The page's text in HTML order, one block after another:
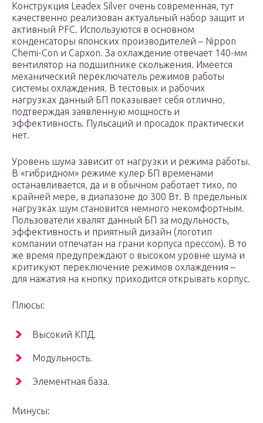
Конструкция Leadex Silver очень современная, тут
качественно реализован актуальный набор защит и
активный PFC. Используются в основном
конденсаторы японских производителей – Nippon
Chemi-Con и Capxon. За охлаждение отвечает 140-мм
вентилятор на подшипнике скольжения. Имеется
механический переключатель режимов работы
системы охлаждения. В тестовых и рабочих
нагрузках данный БП показывает себя отлично,
подтверждая заявленную мощность и
эффективность. Пульсаций и просадок практически
нет.
Уровень шума зависит от нагрузки и режима работы.
В «гибридном» режиме кулер БП временами
останавливается, да и в обычном работает тихо, по
крайней мере, в диапазоне до 300 Вт. В предельных
нагрузках шум становится немного некомфортным.
Пользователи хвалят данный БП за модульность,
эффективность и приятный дизайн (логотип
компании отпечатан на грани корпуса прессом). В то
же время предупреждают о высоком уровне шума и
критикуют переключение режимов охлаждения –
для нажатия на кнопку приходится открывать корпус.
Плюсы:
Высокий КПД.
Модульность.
Элементная база.
Минусы: